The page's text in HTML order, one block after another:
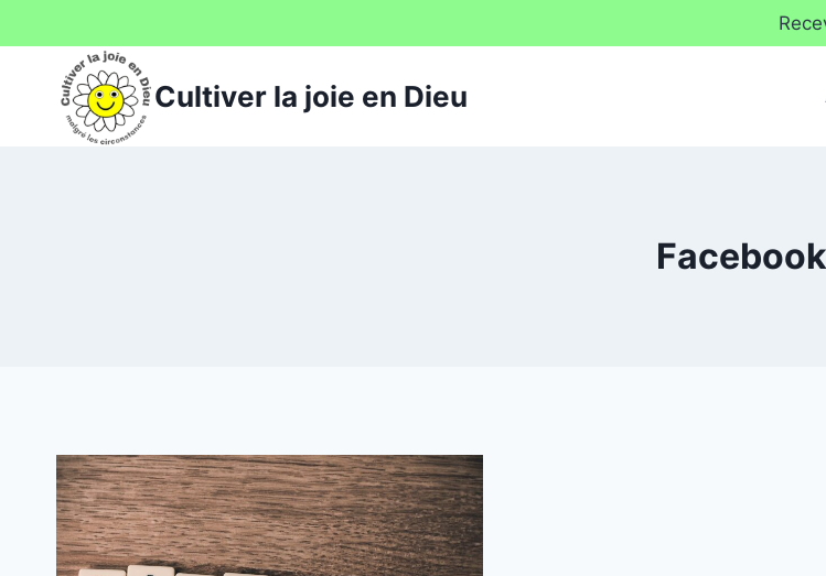
au
contenu
Cultiver la joie en Dieu
Facebook